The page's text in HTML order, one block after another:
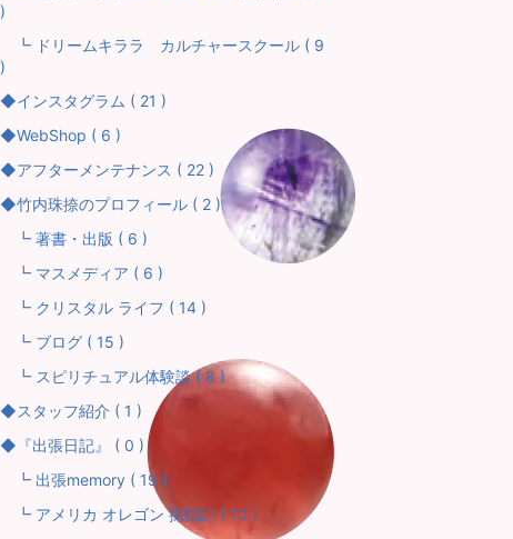
)
┗ ドリームキララ カルチャースクール ( 9
)
◆インスタグラム ( 21 )
◆WebShop ( 6 )
◆アフターメンテナンス ( 22 )
◆竹内珠捺のプロフィール ( 2 )
┗ 著書・出版 ( 6 )
┗ マスメディア ( 6 )
┗ クリスタル ライフ ( 14 )
┗ ブログ ( 15 )
┗ スピリチュアル体験談 ( 8 )
◆スタッフ紹介 ( 1 )
◆『出張日記』 ( 0 )
┗ 出張memory ( 19 )
┗ アメリカ オレゴン 採掘記 ( 10 )